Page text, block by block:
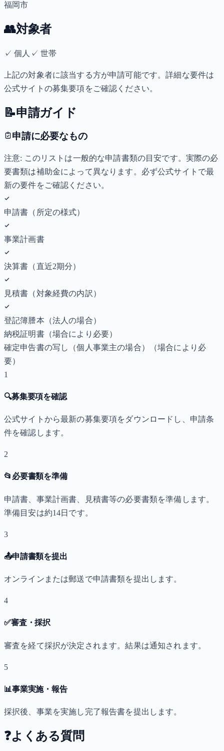
福岡市
👥対象者
✓個人 ✓ 世帯
上記の対象者に該当する方が申請可能です。詳細な要件は
公式サイトの募集要項をご確認ください。
📝申請ガイド
申請に必要なもの
注意: このリストは一般的な申請書類の目安です。実際の必
要書類は補助金によって異なります。必ず公式サイトで最
新の要件をご確認ください。
申請書（所定の様式）
事業計画書
決算書（直近2期分）
見積書（対象経費の内訳）
登記簿謄本（法人の場合）
納税証明書（場合により必要）
確定申告書の写し（個人事業主の場合）
（場合により必
要）
1
🔍募集要項を確認
公式サイトから最新の募集要項をダウンロードし、申請条
件を確認します。
2
📂 必要書類を準備
申請書、事業計画書、見積書等の必要書類を準備します。
準備目安は約14日です。
3
📤申請書類を提出
オンラインまたは郵送で申請書類を提出します。
4
✅審査・採択
審査を経て採択が決定されます。結果は通知されます。
5
📊事業実施・報告
採択後、事業を実施し完了報告書を提出します。
❓よくある質問